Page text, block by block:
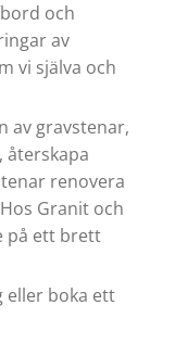
och
av
vi själva och
av gravstenar,
återskapa
renovera
Granit och
på ett brett
eller boka ett